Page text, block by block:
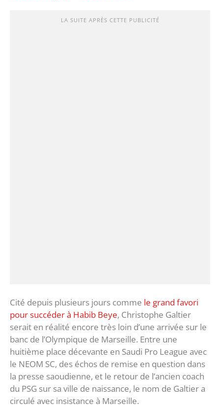
LA SUITE APRÈS CETTE PUBLICITÉ
Cité depuis plusieurs jours comme le grand favori
pour succéder à Habib Beye, Christophe Galtier
serait en réalité encore très loin d’une arrivée sur le
banc de l’Olympique de Marseille. Entre une
huitième place décevante en Saudi Pro League avec
le NEOM SC, des échos de remise en question dans
la presse saoudienne, et le retour de l’ancien coach
du PSG sur sa ville de naissance, le nom de Galtier a
circulé avec insistance à Marseille.